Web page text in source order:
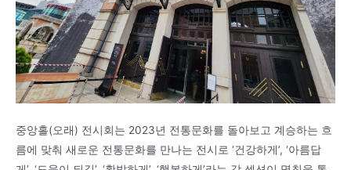
중앙홀(오래) 전시회는 2023년 전통문화를 돌아보고 계승하는 흐
름에 맞춰 새로운 전통문화를 만나는 전시로 ‘건강하게’, ‘아름답